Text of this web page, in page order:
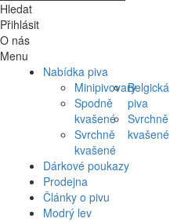
Hledat
Přihlásit
O nás
Menu
Nabídka piva
Minipivovary
Spodně
kvašené
Svrchně
kvašené
Belgická
piva
Svrchně
kvašené
Dárkové poukazy
Prodejna
Články o pivu
Modrý lev